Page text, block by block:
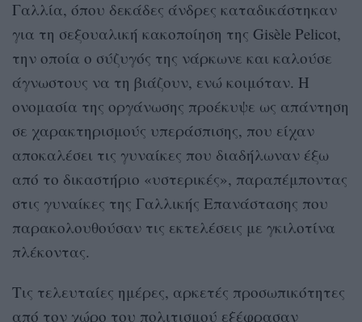
Γαλλία, όπου δεκάδες άνδρες καταδικάστηκαν
για τη σεξουαλική κακοποίηση της Gisèle Pelicot,
την οποία ο σύζυγός της νάρκωνε και καλούσε
άγνωστους να τη βιάζουν, ενώ κοιμόταν. Η
ονομασία της οργάνωσης προέκυψε ως απάντηση
σε χαρακτηρισμούς υπεράσπισης, που είχαν
αποκαλέσει τις γυναίκες που διαδήλωναν έξω
από το δικαστήριο «υστερικές», παραπέμποντας
στις γυναίκες της Γαλλικής Επανάστασης που
παρακολουθούσαν τις εκτελέσεις με γκιλοτίνα
πλέκοντας.
Τις τελευταίες ημέρες, αρκετές προσωπικότητες
από τον χώρο του πολιτισμού εξέφρασαν